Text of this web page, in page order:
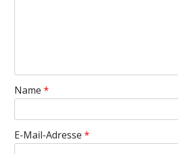
Name *
E-Mail-Adresse *